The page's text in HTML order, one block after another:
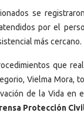
se
por el
más cercano.
que
Vielma Mora,
de la Vida en
Protección